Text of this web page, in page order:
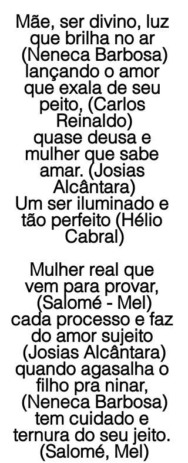
Mãe, ser divino, luz
que brilha no ar
(Neneca Barbosa)
lançando o amor
que exala de seu
peito, (Carlos
Reinaldo)
quase deusa e
mulher que sabe
amar. (Josias
Alcântara)
Um ser iluminado e
tão perfeito (Hélio
Cabral)
Mulher real que
vem para provar,
(Salomé - Mel)
cada processo e faz
do amor sujeito
(Josias Alcântara)
quando agasalha o
filho pra ninar,
(Neneca Barbosa)
tem cuidado e
ternura do seu jeito.
(Salomé, Mel)